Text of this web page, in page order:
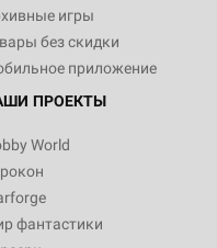
игры
без скидки
приложение
ПРОЕКТЫ
World
фантастики